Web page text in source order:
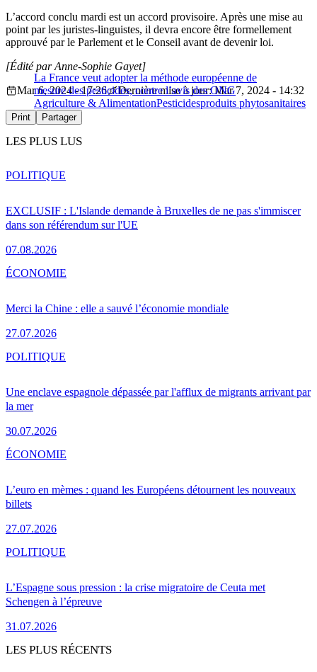
L’accord conclu mardi est un accord provisoire. Après une mise au
point par les juristes-linguistes, il devra encore être formellement
approuvé par le Parlement et le Conseil avant de devenir loi.
La France veut adopter la méthode européenne de
mesure des pesticides, contre l’avis des ONG
[Édité par Anne-Sophie Gayet]
Mar 6, 2024 - 17:26
Dernière mise à jour: Mar 7, 2024 - 14:32
Agriculture & AlimentationPesticidesproduits phytosanitaires
Print Partager
LES PLUS LUS
EXCLUSIF : L'Islande demande à Bruxelles de ne pas s'immiscer
dans son référendum sur l'UE
07.08.2026
POLITIQUE
Merci la Chine : elle a sauvé l’économie mondiale
27.07.2026
ÉCONOMIE
Une enclave espagnole dépassée par l'afflux de migrants arrivant par
la mer
30.07.2026
POLITIQUE
L’euro en mèmes : quand les Européens détournent les nouveaux
billets
27.07.2026
ÉCONOMIE
L’Espagne sous pression : la crise migratoire de Ceuta met
Schengen à l’épreuve
31.07.2026
POLITIQUE
LES PLUS RÉCENTS